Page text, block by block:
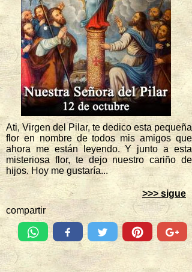
Ati, Virgen del Pilar, te dedico esta pequeña
flor en nombre de todos mis amigos que
ahora me están leyendo. Y junto a esta
misteriosa flor, te dejo nuestro cariño de
hijos. Hoy me gustaría...
>>> sigue
compartir